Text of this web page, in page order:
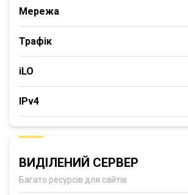
Мережа
Трафік
iLO
IPv4
ВИДІЛЕНИЙ СЕРВЕР
Багато ресурсів для сайтів